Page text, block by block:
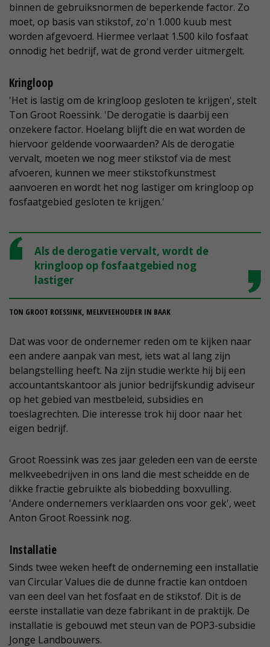
binnen de gebruiksnormen de beperkende factor. Zo
moet, op basis van stikstof, zo'n 1.000 kuub mest
worden afgevoerd. Hiermee verlaat 1.500 kilo fosfaat
onnodig het bedrijf, wat de grond verder uitmergelt.
Kringloop
'Het is lastig om de kringloop gesloten te krijgen', stelt
Ton Groot Roessink. 'De derogatie is daarbij een
onzekere factor. Hoelang blijft die en wat worden de
hiervoor geldende voorwaarden? Als de derogatie
vervalt, moeten we nog meer stikstof via de mest
afvoeren, kunnen we meer stikstofkunstmest
aanvoeren en wordt het nog lastiger om kringloop op
fosfaatgebied gesloten te krijgen.'
Als de derogatie vervalt, wordt de
kringloop op fosfaatgebied nog
lastiger
TON GROOT ROESSINK, MELKVEEHOUDER IN BAAK
Dat was voor de ondernemer reden om te kijken naar
een andere aanpak van mest, iets wat al lang zijn
belangstelling heeft. Na zijn studie werkte hij bij een
accountantskantoor als junior bedrijfskundig adviseur
op het gebied van mestbeleid, subsidies en
toeslagrechten. Die interesse trok hij door naar het
eigen bedrijf.
Groot Roessink was zes jaar geleden een van de eerste
melkveebedrijven in ons land die mest scheidde en de
dikke fractie gebruikte als biobedding boxvulling.
'Andere ondernemers verklaarden ons voor gek', weet
Anton Groot Roessink nog.
Installatie
Sinds twee weken heeft de onderneming een installatie
van Circular Values die de dunne fractie kan ontdoen
van een deel van het fosfaat en de stikstof. Dit is de
eerste installatie van deze fabrikant in de praktijk. De
installatie is gebouwd met steun van de POP3-subsidie
Jonge Landbouwers.